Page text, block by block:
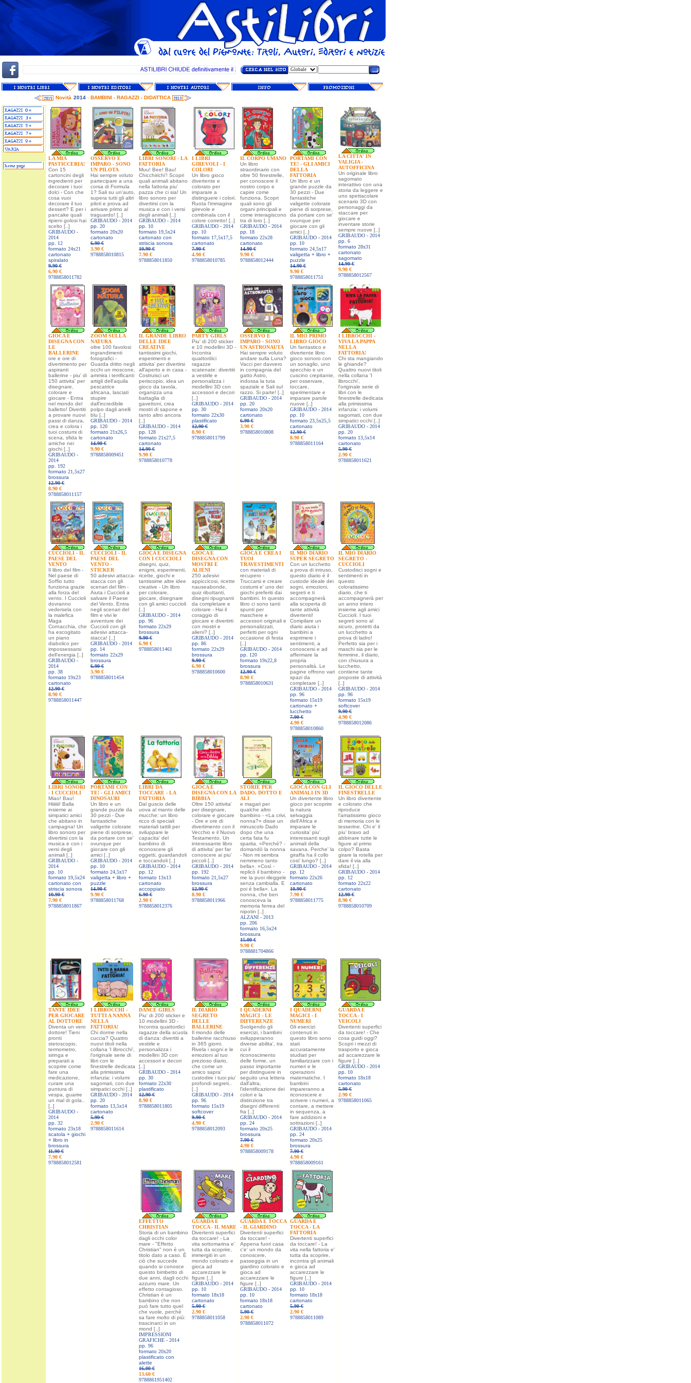
Novità 2014 - BAMBINI - RAGAZZI - DIDATTICA
LA MIA
PASTICCERIA!
Con 15
cartoncini degli
ingredienti per
decorare i tuoi
dolci - Con che
cosa vuoi
decorare il tuo
dessert? E per i
pancake quali
ripieni golosi hai
scelto [..]
GRIBAUDO -
2014
pp. 12
formato 24x21
cartonato
spiralato
9.90 €
6.90 €
9788858011782
OSSERVO E
IMPARO - SONO
UN PILOTA
Hai sempre voluto
partecipare a una
corsa di Formula
1? Sali su un'auto,
supera tutti gli altri
piloti e prova ad
arrivare primo al
traguardo! [..]
GRIBAUDO - 2014
pp. 20
formato 20x20
cartonato
6.90 €
3.90 €
9788858010815
LIBRI SONORI - LA
FATTORIA
Muu! Bee! Bau!
Chicchirichi'! Scopri
quali animali abitano
nella fattoria piu'
pazza che ci sia! Un
libro sonoro per
divertirsi con la
musica e con i versi
degli animali [..]
GRIBAUDO - 2014
pp. 10
formato 19,5x24
cartonato con
striscia sonora
10.90 €
7.90 €
9788858011850
I LIBRI
GIREVOLI - I
COLORI
Un libro gioco
divertente e
colorato per
imparare a
distinguere i colori.
Ruota l'immagine
girevole e
combinala con il
colore corretto! [..]
GRIBAUDO - 2014
pp. 10
formato 17,5x17,5
cartonato
7.90 €
4.90 €
9788858010785
IL CORPO UMANO
Un libro
straordinario con
oltre 50 finestrelle,
per conoscere il
nostro corpo e
capire come
funziona. Scopri
quali sono gli
organi principali e
come interagiscono
tra di loro [..]
GRIBAUDO - 2014
pp. 18
formato 22x28
cartonato
14.90 €
9.90 €
9788858012444
PORTAMI CON
TE! - GLI AMICI
DELLA
FATTORIA
Un libro e un
grande puzzle da
30 pezzi - Due
fantastiche
valigette colorate
piene di sorprese,
da portare con se'
ovunque per
giocare con gli
amici [..]
GRIBAUDO - 2014
pp. 10
formato 24,5x17
valigetta + libro +
puzzle
14.90 €
9.90 €
9788858011751
LA CITTA' IN
VALIGIA -
AUTOFFICINA
Un originale libro
sagomato
interattivo con una
storia da leggere e
uno spettacolare
scenario 3D con
personaggi da
staccare per
giocare e
inventare storie
sempre nuove [..]
GRIBAUDO - 2014
pp. 6
formato 28x31
cartonato
sagomato
14.90 €
9.90 €
9788858012567
GIOCA E
DISEGNA CON
LE
BALLERINE
ore e ore di
divertimento per
aspiranti
ballerine - piu' di
150 attivita' per
disegnare,
colorare e
giocare - Entra
nel mondo del
balletto! Divertiti
a provare nuovi
passi di danza,
crea e colora i
tuoi costumi di
scena, sfida le
amiche nei
giochi [..]
GRIBAUDO -
2014
pp. 192
formato 21,5x27
brossura
12.90 €
8.90 €
9788858011157
ZOOM SULLA
NATURA
oltre 100 favolosi
ingrandimenti
fotografici -
Guarda dritto negli
occhi un moscone,
ammira i terrificanti
artigli dell'aquila
pescatrice
africana, lasciati
stupire
dall'incredibile
polpo dagli anelli
blu [..]
GRIBAUDO - 2014
pp. 120
formato 21x26,5
cartonato
14.90 €
9.90 €
9788858009451
IL GRANDE LIBRO
DELLE IDEE
CREATIVE
tantissimi giochi,
esperimenti e
attivita' per divertirsi
all'aperto e in casa -
Costruisci un
periscopio, idea un
gioco da tavola,
organizza una
battaglia di
gavettoni, crea
mostri di sapone e
tanto altro ancora
[..]
GRIBAUDO - 2014
pp. 128
formato 21x27,5
cartonato
14.90 €
9.90 €
9788858010778
PARTY GIRLS
Piu' di 200 sticker
e 10 modellini 3D -
Incontra
quattordici
ragazze
scatenate: divertiti
a vestirle e
personalizza i
modellini 3D con
accessori e decori
[..]
GRIBAUDO - 2014
pp. 30
formato 22x30
plastificato
12.90 €
8.90 €
9788858011799
OSSERVO E
IMPARO - SONO
UN ASTRONAUTA
Hai sempre voluto
andare sulla Luna?
Vacci per davvero
in compagnia del
gatto Astro,
indossa la tuta
spaziale e Sali sul
razzo. Si parte! [..]
GRIBAUDO - 2014
pp. 20
formato 20x20
cartonato
6.90 €
3.90 €
9788858010808
IL MIO PRIMO
LIBRO GIOCO
Un fantastico e
divertente libro
gioco sonoro con
un sonaglio, uno
specchio e un
cuscino crepitante,
per osservare,
toccare,
sperimentare e
imparare parole
nuove [..]
GRIBAUDO - 2014
pp. 10
formato 23,5x25,5
cartonato
12.90 €
8.90 €
9788858011164
I LIBROCCHI -
VIVA LA PAPPA
NELLA
FATTORIA!
Chi sta mangiando
le ghiande?
Quattro nuovi titoli
nella collana 'I
librocchi',
l'originale serie di
libri con le
finestrelle dedicata
alla primissima
infanzia: i volumi
sagomati, con due
simpatici occhi [..]
GRIBAUDO - 2014
pp. 20
formato 13,5x14
cartonato
5.90 €
2.90 €
9788858011621
CUCCIOLI - IL
PAESE DEL
VENTO
Il libro del film -
Nel paese di
Soffio tutto
funziona grazie
alla forza del
vento. I Cuccioli
dovranno
vedersela con
la malefica
Maga
Cornacchia, che
ha escogitato
un piano
diabolico per
impossessarsi
dell'energia [..]
GRIBAUDO -
2014
pp. 38
formato 19x23
cartonato
12.90 €
8.90 €
9788858011447
CUCCIOLI - IL
PAESE DEL
VENTO -
STICKER
50 adesivi attacca-
stacca con gli
scenari del film -
Aiuta i Cuccioli a
salvare il Paese
del Vento. Entra
negli scenari del
film e vivi le
avventure dei
Cuccioli con gli
adesivi attacca-
stacca! [..]
GRIBAUDO - 2014
pp. 14
formato 22x29
brossura
6.90 €
3.90 €
9788858011454
GIOCA E DISEGNA
CON I CUCCIOLI
disegni, quiz,
enigmi, esperimenti,
ricette, giochi e
tantissime altre idee
creative - Un libro
per colorare,
giocare, disegnare
con gli amici cuccioli
[..]
GRIBAUDO - 2014
pp. 96
formato 22x29
brossura
9.90 €
6.90 €
9788858011461
GIOCA E
DISEGNA CON
MOSTRI E
ALIENI
250 adesivi
appiccicosi, ricette
nauseabonde,
quiz ributtanti,
disegni ripugnanti
da completare e
colorare - Hai il
coraggio di
giocare e divertirti
con mostri e
alieni? [..]
GRIBAUDO - 2014
pp. 86
formato 22x29
brossura
9.90 €
6.90 €
9788858010600
GIOCA E CREA I
TUOI
TRAVESTIMENTI
con materiali di
recupero -
Truccarsi e creare
costumi e' uno dei
giochi preferiti dai
bambini. In questo
libro ci sono tanti
spunti per
maschere e
accessori originali e
personalizzati,
perfetti per ogni
occasione di festa
[..]
GRIBAUDO - 2014
pp. 120
formato 19x22,8
brossura
12.90 €
8.90 €
9788858010631
IL MIO DIARIO
SUPER SEGRETO
Con un lucchetto
a prova di intruso,
questo diario è il
custode ideale dei
sogni, emozioni,
segreti e ti
accompagnerà
alla scoperta di
tante attività
divertenti!
Compilare un
diario aiuta i
bambini a
esprimere i
sentimenti, a
conoscersi e ad
affermare la
propria
personalità. Le
pagine offrono vari
spazi da
completare [..]
GRIBAUDO - 2014
pp. 96
formato 15x19
cartonato +
lucchetto
7.90 €
4.90 €
9788858010860
IL MIO DIARIO
SEGRETO -
CUCCIOLI
Custodisci sogni e
sentimenti in
questo
coloratissimo
diario, che ti
accompagnerà per
un anno intero
insieme agli amici
Cuccioli. I tuoi
segreti sono al
sicuro, protetti da
un lucchetto a
prova di ladro!
Perfetto sia per i
maschi sia per le
femmine, il diario,
con chiusura a
lucchetto,
contiene tante
proposte di attività
[..]
GRIBAUDO - 2014
pp. 96
formato 15x19
softcover
9.90 €
4.90 €
9788858012086
LIBRI SONORI
- I CUCCIOLI
Miao! Bau!
Hiiiiiii! Balla
insieme ai
simpatici amici
che abitano in
campagna! Un
libro sonoro per
divertirsi con la
musica e con i
versi degli
animali [..]
GRIBAUDO -
2014
pp. 10
formato 19,5x24
cartonato con
striscia sonora
10.90 €
7.90 €
9788858011867
PORTAMI CON
TE! - GLI AMICI
DINOSAURI
Un libro e un
grande puzzle da
30 pezzi - Due
fantastiche
valigette colorate
piene di sorprese,
da portare con se'
ovunque per
giocare con gli
amici [..]
GRIBAUDO - 2014
pp. 10
formato 24,5x17
valigetta + libro +
puzzle
14.90 €
9.90 €
9788858011768
LIBRI DA
TOCCARE - LA
FATTORIA
Dal guscio delle
uova al manto delle
mucche: un libro
ricco di speciali
materiali tattili per
sviluppare le
capacita' del
bambino di
riconoscere gli
oggetti, guardandoli
e toccandoli [..]
GRIBAUDO - 2014
pp. 12
formato 13x13
cartonato
accoppiato
6.90 €
2.90 €
9788858012376
GIOCA E
DISEGNA CON LA
BIBBIA
Oltre 150 attivita'
per disegnare,
colorare e giocare
- Ore e ore di
divertimento con il
Vecchio e il Nuovo
Testamento. Un
interessante libro
di attivita' per far
conoscere ai piu'
piccoli [..]
GRIBAUDO - 2014
pp. 192
formato 21,5x27
brossura
12.90 €
8.90 €
9788858011966
STORIE PER
DADO, DOTTO E
ALI
e magari per
qualche altro
bambino - «La crivi,
nonna?» disse un
minuscolo Dado
dopo che una
certa fata fu
sparita. «Perché? -
domandò la nonna
- Non mi sembra
nemmeno tanto
bella». «Così -
replicò il bambino -
me la puoi rileggele
senza cambialla. E
poi è bella». La
nonna, che ben
conosceva la
memoria ferrea del
nipotin [..]
ALZANI - 2013
pp. 206
formato 16,5x24
brossura
15.00 €
9.90 €
9788881704866
GIOCA CON GLI
ANIMALI IN 3D
Un divertente libro
gioco per scoprire
la natura
selvaggia
dell'Africa e
imparare le
curiosita' piu'
interessanti sugli
animali della
savana. Perche' la
giraffa ha il collo
cosi' lungo? [..]
GRIBAUDO - 2014
pp. 12
formato 22x26
cartonato
10.90 €
7.90 €
9788858011775
IL GIOCO DELLE
FINESTRELLE
Un libro divertente
e colorato che
riproduce
l'amatissimo gioco
di memoria con le
tesserine. Chi e' il
piu' bravo ad
abbinare tutte le
figure al primo
colpo? Basta
girare la rotella per
dare il via alla
sfida! [..]
GRIBAUDO - 2014
pp. 12
formato 22x22
cartonato
12.90 €
8.90 €
9788858010709
TANTE IDEE
PER GIOCARE
AL DOTTORE
Diventa un vero
dottore! Tieni
pronti
stetoscopio,
termometro,
siringa e
preparati a
scoprire come
fare una
medicazione,
curare una
puntura di
vespa, guarire
un mal di gola..
[..]
GRIBAUDO -
2014
pp. 32
formato 23x18
scatola + giochi
+ libro in
brossura
11.90 €
7.90 €
9788858012581
I LIBROCCHI -
TUTTI A NANNA
NELLA
FATTORIA!
Chi dorme nella
cuccia? Quattro
nuovi titoli nella
collana 'I librocchi',
l'originale serie di
libri con le
finestrelle dedicata
alla primissima
infanzia: i volumi
sagomati, con due
simpatici occhi [..]
GRIBAUDO - 2014
pp. 20
formato 13,5x14
cartonato
5.90 €
2.90 €
9788858011614
DANCE GIRLS
Piu' di 200 sticker e
10 modellini 3D -
Incontra quattordici
ragazze della scuola
di danza: divertiti a
vestirle e
personalizza i
modellini 3D con
accessori e decori
[..]
GRIBAUDO - 2014
pp. 30
formato 22x30
plastificato
12.90 €
8.90 €
9788858011805
IL DIARIO
SEGRETO
DELLE
BALLERINE
Il mondo delle
ballerine racchiuso
in 365 giorni.
Rivela i sogni e le
emozioni al tuo
prezioso diario,
che come un
amico sapra'
custodire i tuoi piu'
profondi segreti..
[..]
GRIBAUDO - 2014
pp. 96
formato 15x19
softcover
9.90 €
4.90 €
9788858012093
I QUADERNI
MAGICI - LE
DIFFERENZE
Svolgendo gli
esercizi, i bambini
svilupperanno
diverse abilita', tra
cui il
riconoscimento
delle forme, un
passo importante
per distinguere in
seguito una lettera
dall'altra,
l'identificazione dei
colori e la
distinzione tra
disegni differenti
fra [..]
GRIBAUDO - 2014
pp. 24
formato 20x25
brossura
7.90 €
4.90 €
9788858009178
I QUADERNI
MAGICI - I
NUMERI
Gli esercizi
contenuti in
questo libro sono
stati
accuratamente
studiati per
familiarizzare con i
numeri e le
operazioni
matematiche. I
bambini
impareranno a
riconoscere e
scrivere i numeri, a
contare, a mettere
in sequenza, a
fare addizioni e
sottrazioni [..]
GRIBAUDO - 2014
pp. 24
formato 20x25
brossura
7.90 €
4.90 €
9788858009161
GUARDA E
TOCCA - I
VEICOLI
Divertenti superfici
da toccare! - Che
cosa guidi oggi?
Scopri i mezzi di
trasporto e gioca
ad accarezzare le
figure [..]
GRIBAUDO - 2014
pp. 10
formato 18x18
cartonato
5.90 €
2.90 €
9788858011065
EFFETTO
CHRISTIAN
Storia di un bambino
dagli occhi color
mare - "Effetto
Christian" non è un
titolo dato a caso. È
ciò che succede
quando si conosce
questo bimbetto di
due anni, dagli occhi
azzurro mare. Un
effetto contagioso.
Christian è un
bambino che non
può fare tutto quel
che vuole, perché
sa fare molto di più:
trascinarci in un
mond [..]
IMPRESSIONI
GRAFICHE - 2014
pp. 96
formato 20x20
plastificato con
alette
16.00 €
13.60 €
9788861951402
GUARDA E
TOCCA - IL MARE
Divertenti superfici
da toccare! - La
vita sottomarina e'
tutta da scoprire,
immergiti in un
mondo colorato e
gioca ad
accarezzare le
figure [..]
GRIBAUDO - 2014
pp. 10
formato 18x18
cartonato
5.90 €
2.90 €
9788858011058
GUARDA E TOCCA
- IL GIARDINO
Divertenti superfici
da toccare! -
Appena fuori casa
c'e' un mondo da
conoscere,
passeggia in un
giardino colorato e
gioca ad
accarezzare le
figure [..]
GRIBAUDO - 2014
pp. 10
formato 18x18
cartonato
5.90 €
2.90 €
9788858011072
GUARDA E
TOCCA - LA
FATTORIA
Divertenti superfici
da toccare! - La
vita nella fattoria e'
tutta da scoprire,
incontra gli animali
e gioca ad
accarezzare le
figure [..]
GRIBAUDO - 2014
pp. 10
formato 18x18
cartonato
5.90 €
2.90 €
9788858011089